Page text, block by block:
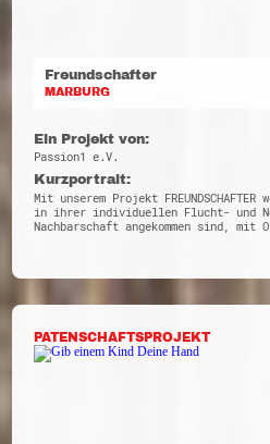
Freundschafter
MARBURG
Ein Projekt von:
Passion1 e.V.
Kurzportrait:
Mit unserem Projekt
in ihrer individuellen Flucht- und
Nachbarschaft angekommen sind,
PATENSCHAFTSPROJEKT